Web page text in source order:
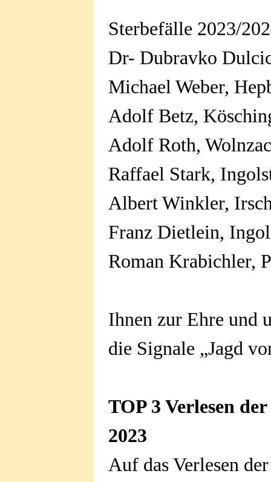
Sterbefälle
Dr-
Michael Weber,
Adolf Betz,
Adolf Roth,
Raffael Stark,
Albert
Franz Dietlein,
Roman
Ihnen zur Ehre und
die Signale „Jagd
TOP 3 Verlesen
2023
Auf das Verlesen